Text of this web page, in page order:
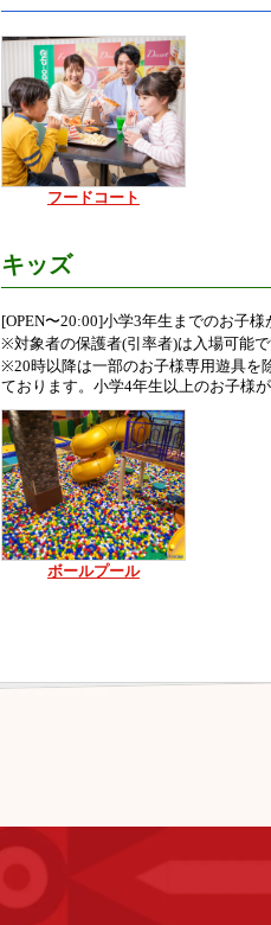
フードコート
キッズ
[OPEN〜20:00]小学3年生までのお子様
※対象者の保護者(引率者)は入場可能で
※20時以降は一部のお子様専用遊具を
ております。小学4年生以上のお子様
ボールプール